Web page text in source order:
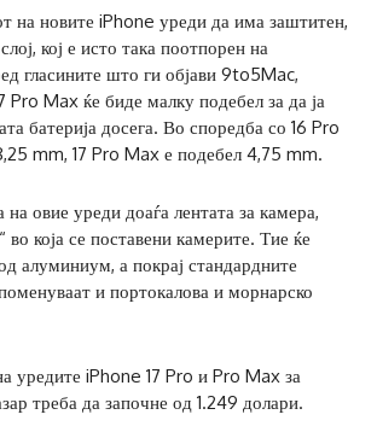
на новите iPhone уреди да има заштитен,
кој е исто така поотпорен на
гласините што ги објави 9to5Mac,
Pro Max ќе биде малку подебел за да ја
батерија досега. Во споредба со 16 Pro
mm, 17 Pro Max е подебел 4,75 mm.
на овие уреди доаѓа лентата за камера,
во која се поставени камерите. Тие ќе
алуминиум, а покрај стандардните
и портокалова и морнарско
уредите iPhone 17 Pro и Pro Max за
треба да започне од 1.249 долари.